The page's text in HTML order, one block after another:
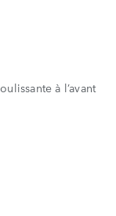
à l’avant